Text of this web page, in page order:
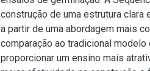
construção de uma estrutura clara
a partir de uma abordagem mais
comparação ao tradicional
proporcionar um ensino mais